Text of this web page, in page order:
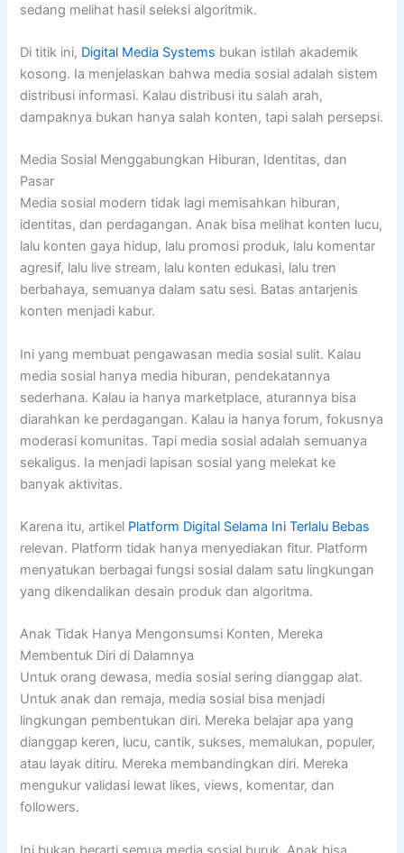
sedang melihat hasil seleksi algoritmik.
Di titik ini, Digital Media Systems bukan istilah akademik
kosong. Ia menjelaskan bahwa media sosial adalah sistem
distribusi informasi. Kalau distribusi itu salah arah,
dampaknya bukan hanya salah konten, tapi salah persepsi.
Media Sosial Menggabungkan Hiburan, Identitas, dan
Pasar
Media sosial modern tidak lagi memisahkan hiburan,
identitas, dan perdagangan. Anak bisa melihat konten lucu,
lalu konten gaya hidup, lalu promosi produk, lalu komentar
agresif, lalu live stream, lalu konten edukasi, lalu tren
berbahaya, semuanya dalam satu sesi. Batas antarjenis
konten menjadi kabur.
Ini yang membuat pengawasan media sosial sulit. Kalau
media sosial hanya media hiburan, pendekatannya
sederhana. Kalau ia hanya marketplace, aturannya bisa
diarahkan ke perdagangan. Kalau ia hanya forum, fokusnya
moderasi komunitas. Tapi media sosial adalah semuanya
sekaligus. Ia menjadi lapisan sosial yang melekat ke
banyak aktivitas.
Karena itu, artikel Platform Digital Selama Ini Terlalu Bebas
relevan. Platform tidak hanya menyediakan fitur. Platform
menyatukan berbagai fungsi sosial dalam satu lingkungan
yang dikendalikan desain produk dan algoritma.
Anak Tidak Hanya Mengonsumsi Konten, Mereka
Membentuk Diri di Dalamnya
Untuk orang dewasa, media sosial sering dianggap alat.
Untuk anak dan remaja, media sosial bisa menjadi
lingkungan pembentukan diri. Mereka belajar apa yang
dianggap keren, lucu, cantik, sukses, memalukan, populer,
atau layak ditiru. Mereka membandingkan diri. Mereka
mengukur validasi lewat likes, views, komentar, dan
followers.